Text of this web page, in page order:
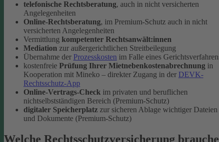
telefonische Rechtsberatung, auch in nicht versicherten
Angelegenheiten
Online-Rechtsberatung, im Premium-Schutz auch in nicht
versicherten Angelegenheiten
Vermittlung kompetenter Rechtsanwält:innen
Mediation zur außergerichtlichen Streitbeilegung
Übernahme der Prozesskosten im Falle eines
kostenfreie Prüfung Ihrer Mietnebenkostenabrechnung in
Kooperation mit Mineko – direkter Zugang in der DEVK-
Rechtsschutz-App
Online-Vertrags-Check im privaten und beruflichen
nichtselbstständigen Bereich (Premium-Schutz)
digitaler Speicherplatz zur sicheren Ablage wichtiger Dateien
und Dokumente (Premium-Schutz)
Welche Rechtsschutzversicherung brauche